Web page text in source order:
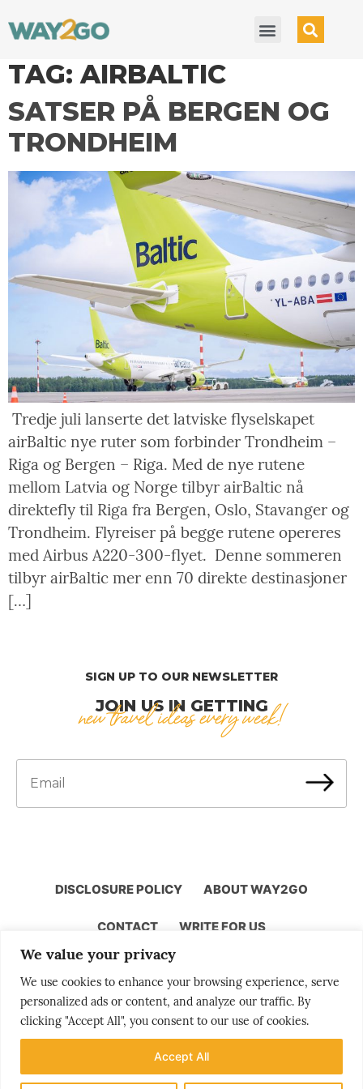
We value your privacy
We use cookies to enhance your browsing experience, serve
personalized ads or content, and analyze our traffic. By
clicking "Accept All", you consent to our use of cookies.
Accept All
TAG:AIRBALTIC
SATSER PÅ BERGEN OG
TRONDHEIM
Tredje juli lanserte det latviske flyselskapet
airBaltic nye ruter som forbinder Trondheim –
Riga og Bergen – Riga. Med de nye rutene
mellom Latvia og Norge tilbyr airBaltic nå
direktefly til Riga fra Bergen, Oslo, Stavanger og
Trondheim. Flyreiser på begge rutene opereres
med Airbus A220-300-flyet. Denne sommeren
tilbyr airBaltic mer enn 70 direkte destinasjoner
[…]
SIGN UP TO OUR NEWSLETTER
JOIN US IN GETTING
new travel ideas every week!
DISCLOSURE POLICY ABOUT WAY2GO
CONTACT WRITE FOR US
Storytelling by Bjørn Moholdt
Your story is our mission